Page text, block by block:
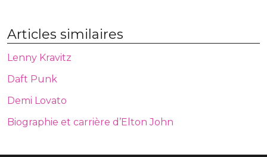
Articles similaires
Lenny Kravitz
Daft Punk
Demi Lovato
Biographie et carrière d’Elton John